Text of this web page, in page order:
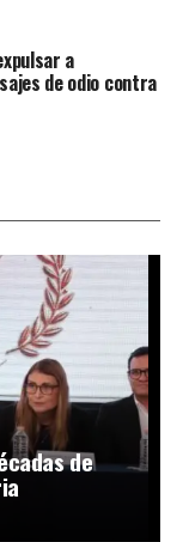
a
de odio contra
de